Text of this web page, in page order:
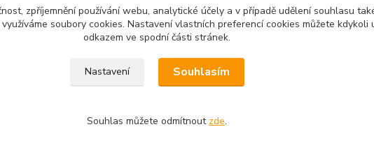
s tiskem-vzory
vystavit kupujícímu účtenku. Zároveň je povinen zaevidovat přijatou
zpříjemnění používání webu, analytické účely a v případě udělení souhlasu
soubory cookies. Nastavení vlastních preferencí cookies můžete kdykoli
odkazem ve spodní části stránek.
Nastavení Souhlasím
Souhlas můžete odmítnout zde.